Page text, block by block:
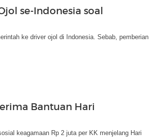
se-Indonesia soal
ke driver ojol di Indonesia. Sebab, pemberian
Bantuan Hari
keagamaan Rp 2 juta per KK menjelang Hari